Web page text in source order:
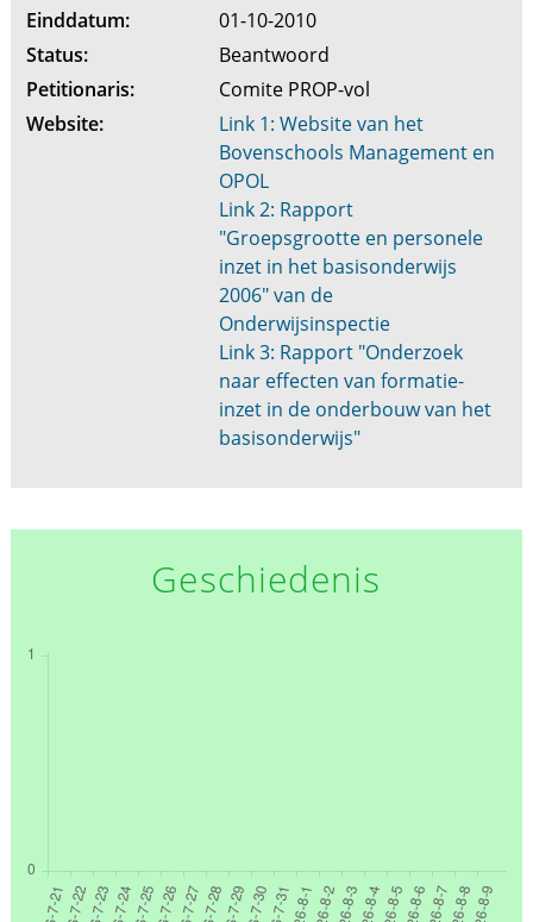
Einddatum:
01-10-2010
Status:
Beantwoord
Petitionaris:
Comite PROP-vol
Website:
Link 1: Website van het
Bovenschools Management en
OPOL
Link 2: Rapport
"Groepsgrootte en personele
inzet in het basisonderwijs
2006" van de
Onderwijsinspectie
Link 3: Rapport "Onderzoek
naar effecten van formatie-
inzet in de onderbouw van het
basisonderwijs"
Geschiedenis